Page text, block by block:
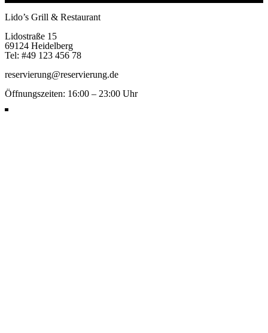
Lido’s Grill & Restaurant
Lidostraße 15
69124 Heidelberg
Tel: #49 123 456 78
reservierung@reservierung.de
Öffnungszeiten: 16:00 – 23:00 Uhr